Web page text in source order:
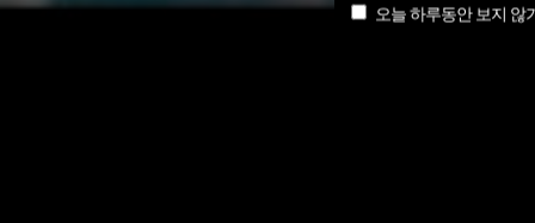
오늘 하루동안 보지 않